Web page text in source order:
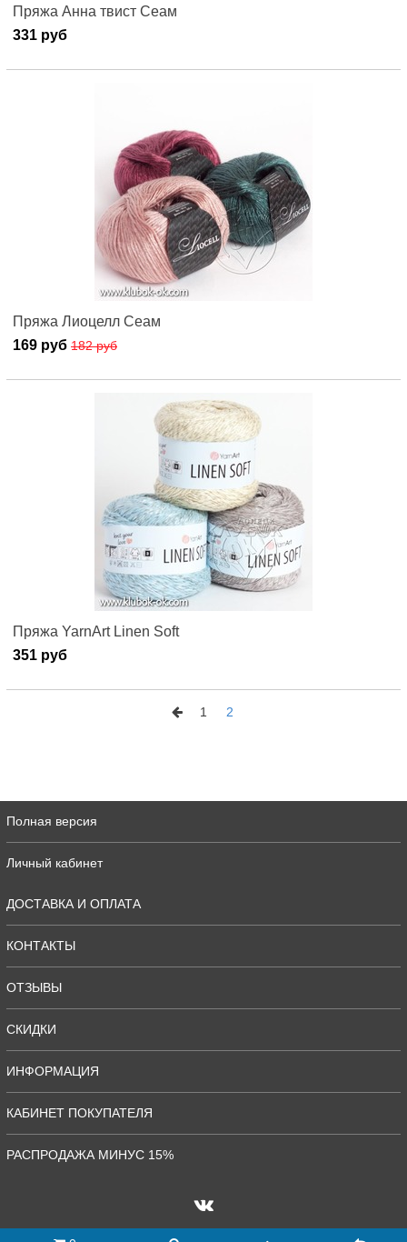
Пряжа Анна твист Сеам
331 руб
Пряжа Лиоцелл Сеам
169 руб 182 руб
Пряжа YarnArt Linen Soft
351 руб
1 2
Полная версия
Личный кабинет
ДОСТАВКА И ОПЛАТА
КОНТАКТЫ
ОТЗЫВЫ
СКИДКИ
ИНФОРМАЦИЯ
КАБИНЕТ ПОКУПАТЕЛЯ
РАСПРОДАЖА МИНУС 15%